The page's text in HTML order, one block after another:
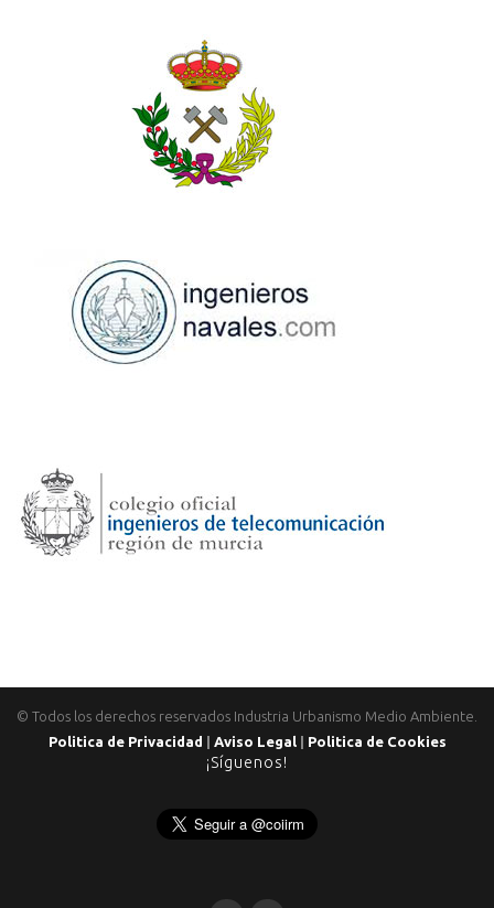
© Todos los derechos reservados Industria Urbanismo Medio Ambiente.
Politica de Privacidad
Aviso Legal| Politica de Cookies
¡Síguenos!